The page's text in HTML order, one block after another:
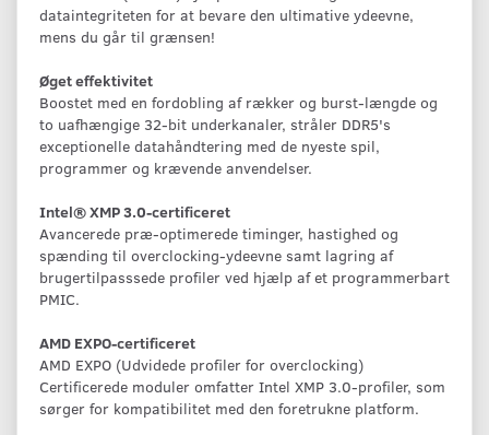
dataintegriteten for at bevare den ultimative ydeevne,
mens du går til grænsen!
Øget effektivitet
Boostet med en fordobling af rækker og burst-længde og
to uafhængige 32-bit underkanaler, stråler DDR5's
exceptionelle datahåndtering med de nyeste spil,
programmer og krævende anvendelser.
Intel® XMP 3.0-certificeret
Avancerede præ-optimerede timinger, hastighed og
spænding til overclocking-ydeevne samt lagring af
brugertilpasssede profiler ved hjælp af et programmerbart
PMIC.
AMD EXPO-certificeret
AMD EXPO (Udvidede profiler for overclocking)
Certificerede moduler omfatter Intel XMP 3.0-profiler, som
sørger for kompatibilitet med den foretrukne platform.